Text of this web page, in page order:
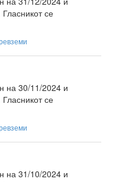
се
на 30/11/2024 и
се
на 31/10/2024 и